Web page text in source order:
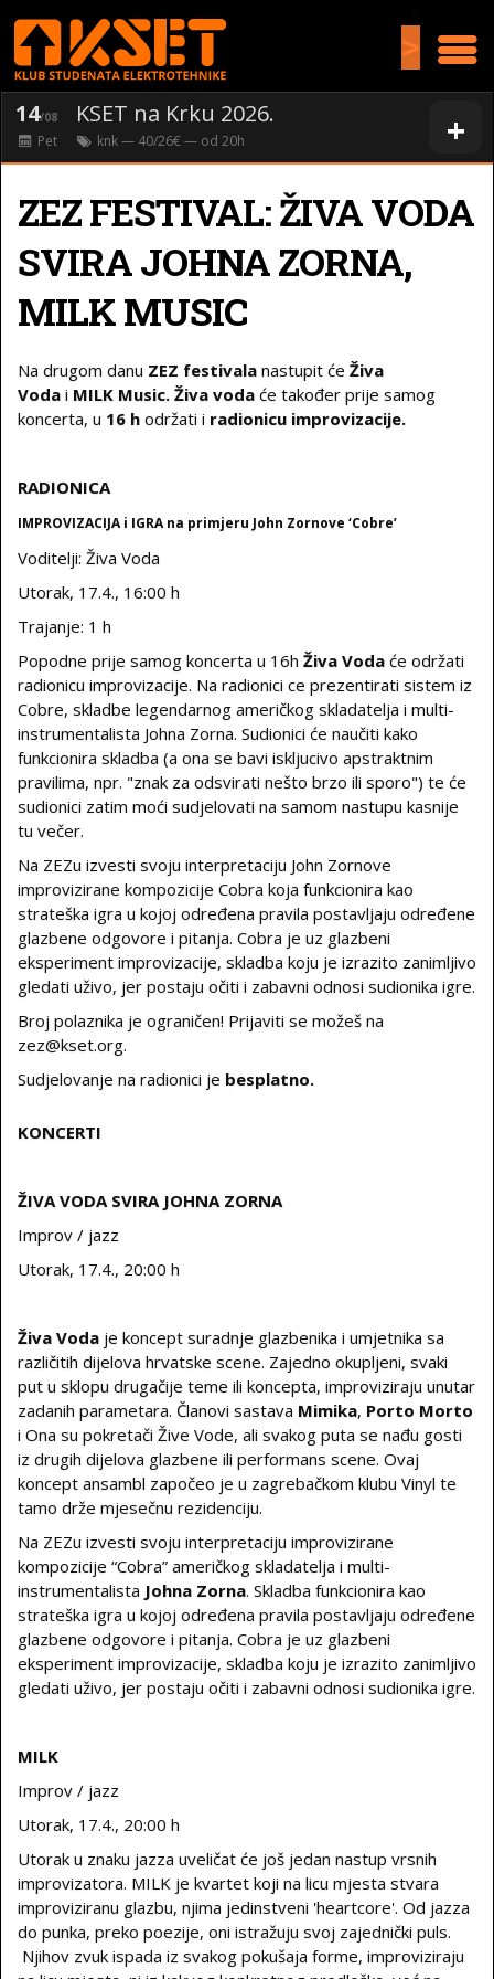
>
+
14/08 KSET na Krku 2026.
Pet knk— 40/26€ — od 20h
ZEZ FESTIVAL: ŽIVA VODA
SVIRA JOHNA ZORNA,
MILK MUSIC
Na drugom danu ZEZ festivala nastupit će Živa
Voda i MILK Music. Živa voda će također prije samog
koncerta, u 16 h održati i radionicu improvizacije.
RADIONICA
IMPROVIZACIJA i IGRA na primjeru John Zornove ‘Cobre’
Voditelji: Živa Voda
Utorak, 17.4., 16:00 h
Trajanje: 1 h
Popodne prije samog koncerta u 16h Živa Voda će održati
radionicu improvizacije. Na radionici ce prezentirati sistem iz
Cobre, skladbe legendarnog američkog skladatelja i multi-
instrumentalista Johna Zorna. Sudionici će naučiti kako
funkcionira skladba (a ona se bavi iskljucivo apstraktnim
pravilima, npr. "znak za odsvirati nešto brzo ili sporo") te će
sudionici zatim moći sudjelovati na samom nastupu kasnije
tu večer.
Na ZEZu izvesti svoju interpretaciju John Zornove
improvizirane kompozicije Cobra koja funkcionira kao
strateška igra u kojoj određena pravila postavljaju određene
glazbene odgovore i pitanja. Cobra je uz glazbeni
eksperiment improvizacije, skladba koju je izrazito zanimljivo
gledati uživo, jer postaju očiti i zabavni odnosi sudionika igre.
Broj polaznika je ograničen! Prijaviti se možeš na
zez@kset.org.
Sudjelovanje na radionici je besplatno.
KONCERTI
ŽIVA VODA SVIRA JOHNA ZORNA
Improv / jazz
Utorak, 17.4., 20:00 h
Živa Voda je koncept suradnje glazbenika i umjetnika sa
različitih dijelova hrvatske scene. Zajedno okupljeni, svaki
put u sklopu drugačije teme ili koncepta, improviziraju unutar
zadanih parametara. Članovi sastava Mimika, Porto Morto
i Ona su pokretači Žive Vode, ali svakog puta se nađu gosti
iz drugih dijelova glazbene ili performans scene. Ovaj
koncept ansambl započeo je u zagrebačkom klubu Vinyl te
tamo drže mjesečnu rezidenciju.
Na ZEZu izvesti svoju interpretaciju improvizirane
kompozicije “Cobra” američkog skladatelja i multi-
instrumentalista Johna Zorna. Skladba funkcionira kao
strateška igra u kojoj određena pravila postavljaju određene
glazbene odgovore i pitanja. Cobra je uz glazbeni
eksperiment improvizacije, skladba koju je izrazito zanimljivo
gledati uživo, jer postaju očiti i zabavni odnosi sudionika igre.
MILK
Improv / jazz
Utorak, 17.4., 20:00 h
Utorak u znaku jazza uveličat će još jedan nastup vrsnih
improvizatora. MILK je kvartet koji na licu mjesta stvara
improviziranu glazbu, njima jedinstveni 'heartcore'. Od jazza
do punka, preko poezije, oni istražuju svoj zajednički puls.
Njihov zvuk ispada iz svakog pokušaja forme, improviziraju